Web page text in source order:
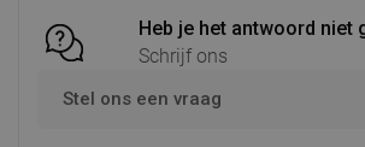
Heb je het antwoord niet
Schrijf ons
Stel ons een vraag